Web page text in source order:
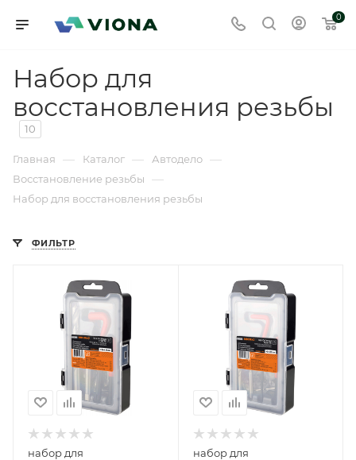
0
Набор для
восстановления резьбы
10
Главная — Каталог — Автодело —
Восстановление резьбы —
Набор для восстановления резьбы
ФИЛЬТР
набор для
набор для